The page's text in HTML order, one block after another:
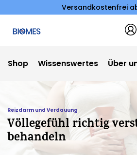
Versandkostenfrei
Shop Wissenswertes Über
Reizdarm und Verdauung
Völlegefühl richtig
behandeln